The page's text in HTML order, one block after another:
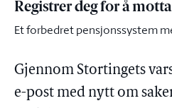
Registrer deg for å
Et forbedret pensjonssystem
Gjennom Stortingets
e-post med nytt om